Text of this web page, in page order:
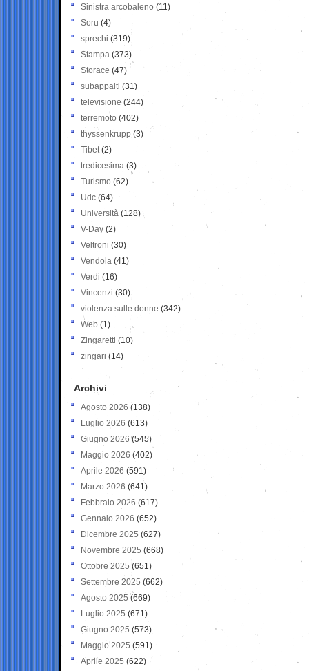
Sinistra arcobaleno (11)
Soru (4)
sprechi (319)
Stampa (373)
Storace (47)
subappalti (31)
televisione(244)
terremoto (402)
thyssenkrupp (3)
Tibet(2)
tredicesima (3)
Turismo (62)
Udc (64)
Università (128)
V-Day (2)
Veltroni (30)
Vendola (41)
Verdi (16)
Vincenzi (30)
violenza sulle donne (342)
Web (1)
Zingaretti (10)
zingari (14)
Archivi
Agosto 2026 (138)
Luglio 2026 (613)
Giugno 2026 (545)
Maggio 2026 (402)
Aprile 2026 (591)
Marzo 2026 (641)
Febbraio 2026 (617)
Gennaio 2026 (652)
Dicembre 2025 (627)
Novembre 2025 (668)
Ottobre 2025 (651)
Settembre 2025 (662)
Agosto 2025 (669)
Luglio 2025 (671)
Giugno 2025 (573)
Maggio 2025 (591)
Aprile 2025 (622)